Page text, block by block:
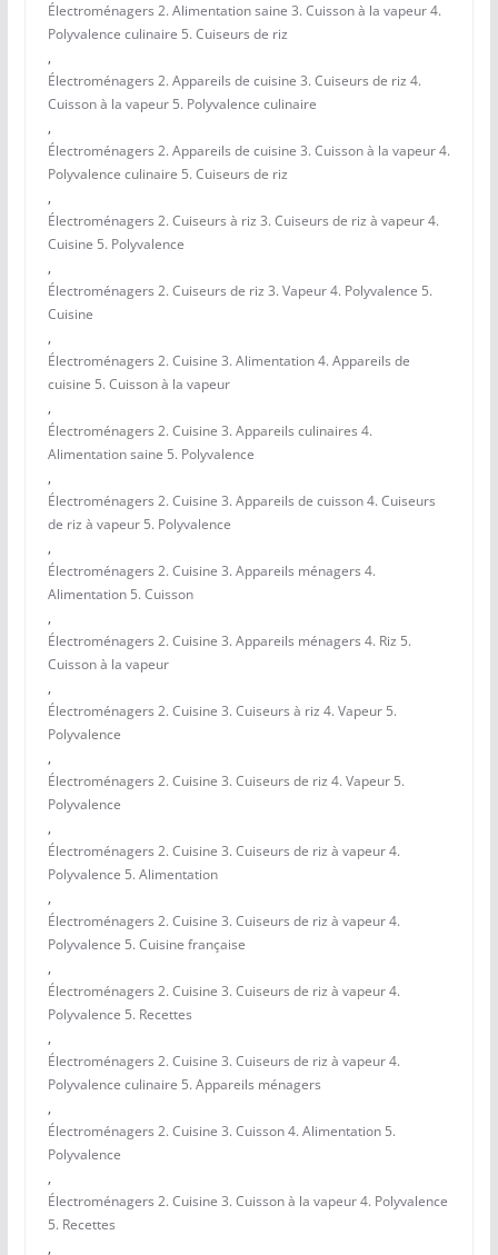
Électroménagers 2. Alimentation saine 3. Cuisson à la vapeur 4.
Polyvalence culinaire 5. Cuiseurs de riz
,
Électroménagers 2. Appareils de cuisine 3. Cuiseurs de riz 4.
Cuisson à la vapeur 5. Polyvalence culinaire
,
Électroménagers 2. Appareils de cuisine 3. Cuisson à la vapeur 4.
Polyvalence culinaire 5. Cuiseurs de riz
,
Électroménagers 2. Cuiseurs à riz 3. Cuiseurs de riz à vapeur 4.
Cuisine 5. Polyvalence
,
Électroménagers 2. Cuiseurs de riz 3. Vapeur 4. Polyvalence 5.
Cuisine
,
Électroménagers 2. Cuisine 3. Alimentation 4. Appareils de
cuisine 5. Cuisson à la vapeur
,
Électroménagers 2. Cuisine 3. Appareils culinaires 4.
Alimentation saine 5. Polyvalence
,
Électroménagers 2. Cuisine 3. Appareils de cuisson 4. Cuiseurs
de riz à vapeur 5. Polyvalence
,
Électroménagers 2. Cuisine 3. Appareils ménagers 4.
Alimentation 5. Cuisson
,
Électroménagers 2. Cuisine 3. Appareils ménagers 4. Riz 5.
Cuisson à la vapeur
,
Électroménagers 2. Cuisine 3. Cuiseurs à riz 4. Vapeur 5.
Polyvalence
,
Électroménagers 2. Cuisine 3. Cuiseurs de riz 4. Vapeur 5.
Polyvalence
,
Électroménagers 2. Cuisine 3. Cuiseurs de riz à vapeur 4.
Polyvalence 5. Alimentation
,
Électroménagers 2. Cuisine 3. Cuiseurs de riz à vapeur 4.
Polyvalence 5. Cuisine française
,
Électroménagers 2. Cuisine 3. Cuiseurs de riz à vapeur 4.
Polyvalence 5. Recettes
,
Électroménagers 2. Cuisine 3. Cuiseurs de riz à vapeur 4.
Polyvalence culinaire 5. Appareils ménagers
,
Électroménagers 2. Cuisine 3. Cuisson 4. Alimentation 5.
Polyvalence
,
Électroménagers 2. Cuisine 3. Cuisson à la vapeur 4. Polyvalence
5. Recettes
,